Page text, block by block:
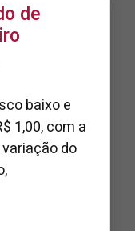
de
baixo e
1,00, com a
do